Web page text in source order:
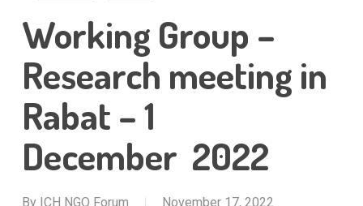
Working Group –
Research meeting in
Rabat – 1
December 2022
By ICH NGO Forum November 17, 2022